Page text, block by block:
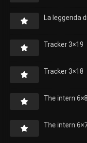
La leggenda
Tracker 3×19
Tracker 3×18
The intern 6×8
The intern